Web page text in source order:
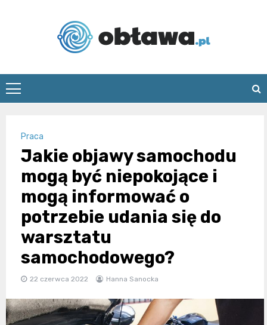
Oblawa.pl
Praca
Jakie objawy samochodu
mogą być niepokojące i
mogą informować o
potrzebie udania się do
warsztatu
samochodowego?
22 czerwca 2022 Hanna Sanocka